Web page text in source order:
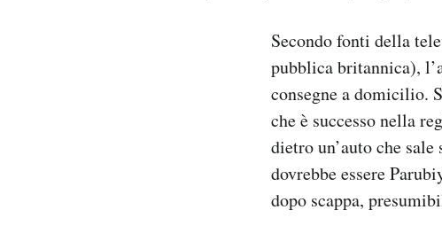
Secondo fonti della
pubblica britannica),
consegne a domicilio.
che è successo nella
dietro un’auto che
dovrebbe essere
dopo scappa,